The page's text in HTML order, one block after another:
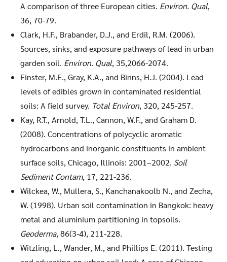
A comparison of three European cities. Environ. Qual,
36, 70-79.
Clark, H.F., Brabander, D.J., and Erdil, R.M. (2006).
Sources, sinks, and exposure pathways of lead in urban
garden soil. Environ. Qual, 35,2066-2074.
Finster, M.E., Gray, K.A., and Binns, H.J. (2004). Lead
levels of edibles grown in contaminated residential
soils: A field survey. Total Environ, 320, 245-257.
Kay, R.T., Arnold, T.L., Cannon, W.F., and Graham D.
(2008). Concentrations of polycyclic aromatic
hydrocarbons and inorganic constituents in ambient
surface soils, Chicago, Illinois: 2001–2002. Soil
Sediment Contam, 17, 221-236.
Wilckea, W., Müllera, S., Kanchanakoolb N., and Zecha,
W. (1998). Urban soil contamination in Bangkok: heavy
metal and aluminium partitioning in topsoils.
Geoderma, 86(3-4), 211-228.
Witzling, L., Wander, M., and Phillips E. (2011). Testing